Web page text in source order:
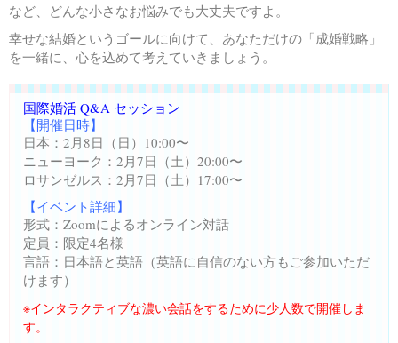
など、どんな小さなお悩みでも大丈夫ですよ。
幸せな結婚というゴールに向けて、あなただけの「成婚戦略」
を一緒に、心を込めて考えていきましょう。
国際婚活 Q&A セッション
【開催日時】
日本：2月8日（日）10:00〜
ニューヨーク：2月7日（土）20:00〜
ロサンゼルス：2月7日（土）17:00〜
【イベント詳細】
形式：Zoomによるオンライン対話
定員：限定4名様
言語：日本語と英語（英語に自信のない方もご参加いただ
けます）
※インタラクティブな濃い会話をするために少人数で開催しま
す。